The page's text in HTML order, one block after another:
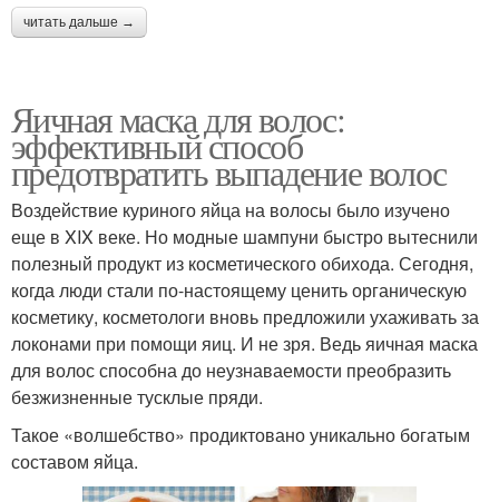
читать дальше →
Яичная маска для волос:
эффективный способ
предотвратить выпадение волос
Воздействие куриного яйца на волосы было изучено
еще в XIX веке. Но модные шампуни быстро вытеснили
полезный продукт из косметического обихода. Сегодня,
когда люди стали по-настоящему ценить органическую
косметику, косметологи вновь предложили ухаживать за
локонами при помощи яиц. И не зря. Ведь яичная маска
для волос способна до неузнаваемости преобразить
безжизненные тусклые пряди.
Такое «волшебство» продиктовано уникально богатым
составом яйца.